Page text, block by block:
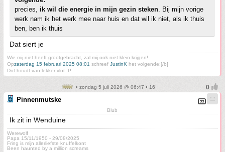
precies, ik wil die energie in mijn gezin steken. Bij mijn vorige
werk nam ik het werk mee naar huis en dat wil ik niet, als ik thuis
ben, ben ik thuis
Dat siert je
Wie mij niet heeft grootgebracht, zal mij ook niet klein krijgen!
Opzaterdag 15 februari 2025 08:01 schreef JustinK het volgende:[/b]
Dot houdt van lekker vlot :P
• zondag 5 juli 2026 @ 06:47 • 16
Pinnenmutske
Blub
Ik zit in Wenduine
Werewolf
Papa 15/11/1950 - 29/08/2025
Fring is mijn allerliefste knuffelkont
Been haunted by a million screams